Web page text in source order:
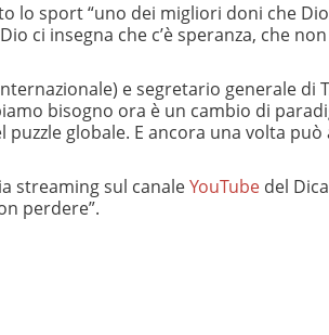
lo sport “uno dei migliori doni che
ci insegna che c’è speranza, che
e segretario generale di
bisogno ora è un cambio di
globale. E ancora una volta può
streaming sul canaleYouTube del
perdere”.